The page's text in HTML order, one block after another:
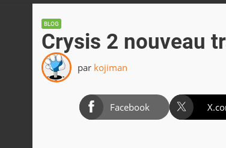
BLOG
Crysis 2 nouveau
par kojiman
Facebook